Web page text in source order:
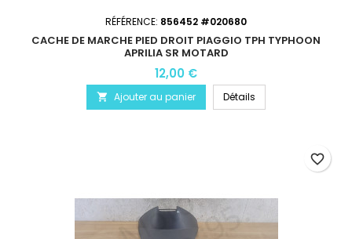
RÉFÉRENCE: 856452 #020680
CACHE DE MARCHE PIED DROIT PIAGGIO TPH TYPHOON
APRILIA SR MOTARD
12,00 €
 Ajouter au panier Détails
favorite_border